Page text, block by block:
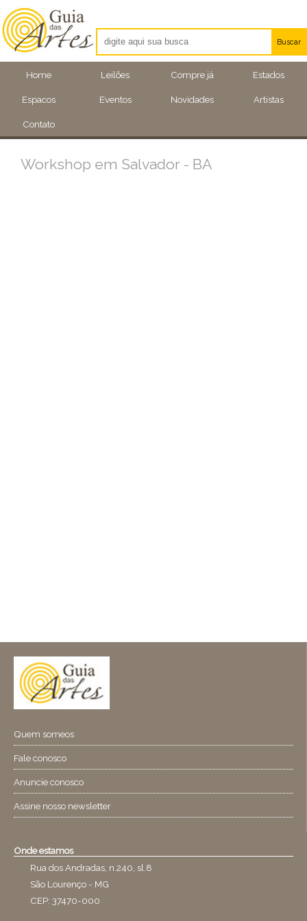
Home Leilões Compre já Estados
Espacos Eventos Novidades Artistas
Contato
Buscar
Artistas
Eventos
Workshop em Salvador - BA
Quem someos
Fale conosco
Anuncie conosco
Assine nosso newsletter
Onde estamos
Rua dos Andradas, n.240, sl.8
São Lourenço - MG
CEP: 37470-000